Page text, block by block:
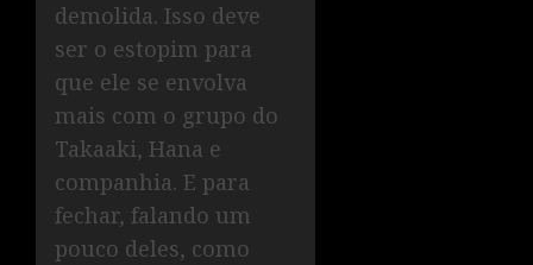
demolida. Isso deve
ser o estopim para
que ele se envolva
mais com o grupo do
Takaaki, Hana e
companhia. E para
fechar, falando um
pouco deles, como